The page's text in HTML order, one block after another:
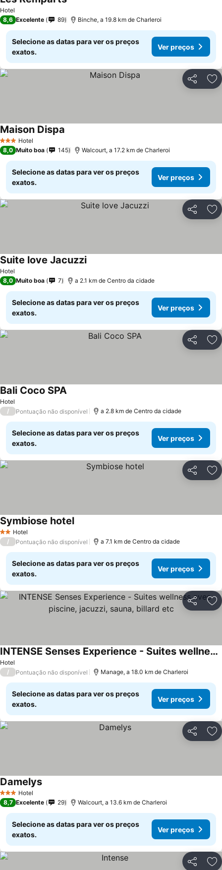
Hotel
8,6 Excelente 89 Binche, a 19.8 km de Charleroi
Selecione as datas para ver os preços
exatos.
Ver preços
Partilhar
3 EstrelasHotel
Maison Dispa
8,0 Muito boa 145 Walcourt, a 17.2 km de Charleroi
Selecione as datas para ver os preços
exatos.
Ver preços
Partilhar
Hotel
Suite love Jacuzzi
8,0 Muito boa 7 a 2.1 km de Centro da cidade
Selecione as datas para ver os preços
exatos.
Ver preços
Partilhar
Hotel
Bali Coco SPA
/ Pontuação não disponível a 2.8 km de Centro da cidade
Selecione as datas para ver os preços
exatos.
Ver preços
Partilhar
2 Estrelas
Hotel
Symbiose hotel
/ Pontuação não disponível a 7.1 km de Centro da cidade
Selecione as datas para ver os preços
exatos.
Ver preços
Partilhar
Hotel
INTENSE Senses Experience - Suites wellness avec piscine, jacuzzi, sauna, billard etc
/ Pontuação não disponível Manage, a 18.0 km de Charleroi
Selecione as datas para ver os preços
exatos.
Ver preços
Partilhar
3 EstrelasHotel
Damelys
8,7 Excelente 29 Walcourt, a 13.6 km de Charleroi
Selecione as datas para ver os preços
exatos.
Ver preços
Partilhar